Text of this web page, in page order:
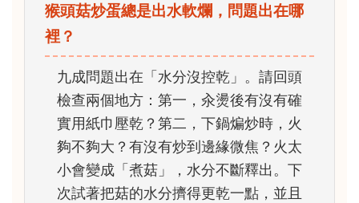
猴頭菇炒蛋總是出水軟爛，問題出在哪
裡？
九成問題出在「水分沒控乾」。請回頭
檢查兩個地方：第一，汆燙後有沒有確
實用紙巾壓乾？第二，下鍋煸炒時，火
夠不夠大？有沒有炒到邊緣微焦？火太
小會變成「煮菇」，水分不斷釋出。下
次試著把菇的水分擠得更乾一點，並且